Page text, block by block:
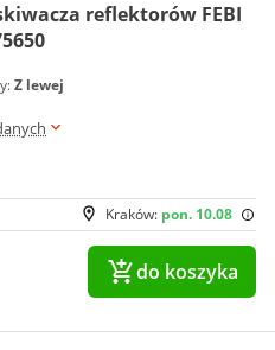
reflektorów FEBI
Z lewej
Kraków: pon. 10.08
do koszyka